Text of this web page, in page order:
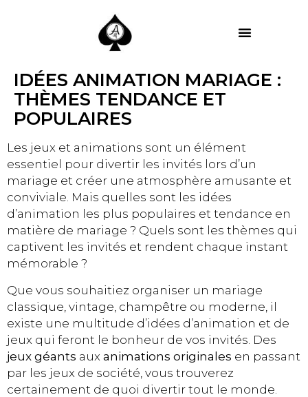
IDÉES ANIMATION MARIAGE :
THÈMES TENDANCE ET
POPULAIRES
Les jeux et animations sont un élément
essentiel pour divertir les invités lors d’un
mariage et créer une atmosphère amusante et
conviviale. Mais quelles sont les idées
d’animation les plus populaires et tendance en
matière de mariage ? Quels sont les thèmes qui
captivent les invités et rendent chaque instant
mémorable ?
Que vous souhaitiez organiser un mariage
classique, vintage, champêtre ou moderne, il
existe une multitude d’idées d’animation et de
jeux qui feront le bonheur de vos invités. Des
jeux géants aux animations originales en passant
par les jeux de société, vous trouverez
certainement de quoi divertir tout le monde.